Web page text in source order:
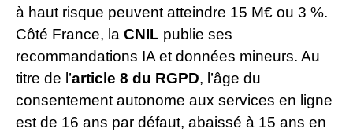
à haut risque peuvent atteindre 15 M€ ou 3 %.
Côté France, la CNIL publie ses
recommandations IA et données mineurs. Au
titre de l’article 8 du RGPD, l’âge du
consentement autonome aux services en ligne
est de 16 ans par défaut, abaissé à 15 ans en